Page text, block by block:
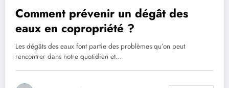
Comment prévenir un dégât des
eaux en copropriété ?
Les dégâts des eaux font partie des problèmes qu’on peut
rencontrer dans notre quotidien et…